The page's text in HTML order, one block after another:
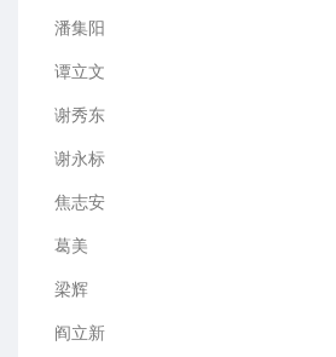
潘集阳
谭立文
谢秀东
谢永标
焦志安
葛美
梁辉
阎立新